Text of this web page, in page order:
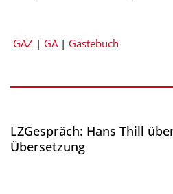
GAZ | GA| Gästebuch
LZGespräch: Hans Thill
Übersetzung